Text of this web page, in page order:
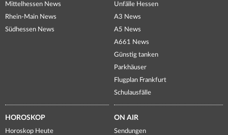
Mittelhessen News
Rhein-Main News
Südhessen News
Unfälle Hessen
A3 News
A5 News
A661 News
Günstig tanken
Parkhäuser
Flugplan Frankfurt
Schulausfälle
HOROSKOP
Horoskop Heute
ON AIR
Sendungen